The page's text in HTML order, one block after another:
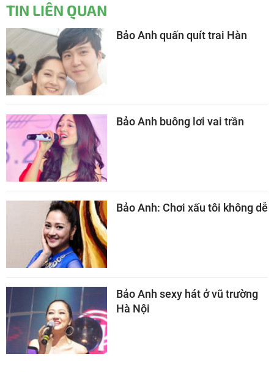
TIN LIÊN QUAN
Bảo Anh quấn quít trai Hàn
Bảo Anh buông lơi vai trần
Bảo Anh: Chơi xấu tôi không dễ
Bảo Anh sexy hát ở vũ trường
Hà Nội